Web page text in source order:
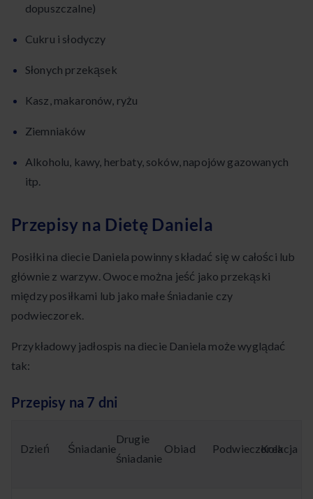
dopuszczalne)
Cukru i słodyczy
Słonych przekąsek
Kasz, makaronów, ryżu
Ziemniaków
Alkoholu, kawy, herbaty, soków, napojów gazowanych
itp.
Przepisy na Dietę Daniela
Posiłki na diecie Daniela powinny składać się w całości lub
głównie z warzyw. Owoce można jeść jako przekąski
między posiłkami lub jako małe śniadanie czy
podwieczorek.
Przykładowy jadłospis na diecie Daniela może wyglądać
tak:
Przepisy na 7 dni
Dzień Śniadanie
Drugie
śniadanie
Obiad Podwieczorek
Kolacja